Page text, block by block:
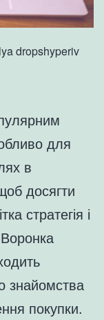
dropshyperiv
для
в
досягти
стратегія і
знайомства
покупки.